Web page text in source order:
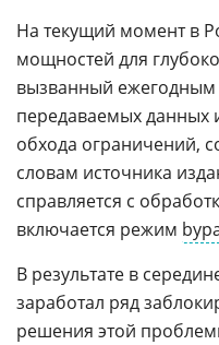
На текущий момент в
мощностей для
вызванный
передаваемых данных
обхода ограничений,
словам источника
справляется с
включается режим
В результате в
заработал ряд
решения этой